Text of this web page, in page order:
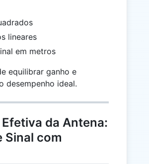
lineares
em metros
equilibrar ganho e
desempenho ideal.
da Antena:
Sinal com